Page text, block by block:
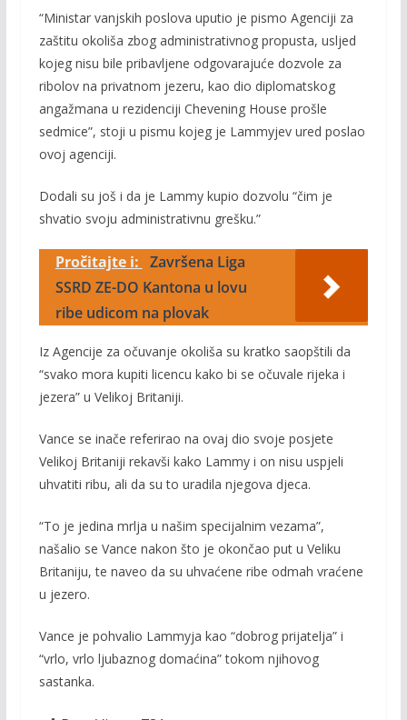
“Ministar vanjskih poslova uputio je pismo Agenciji za
zaštitu okoliša zbog administrativnog propusta, usljed
kojeg nisu bile pribavljene odgovarajuće dozvole za
ribolov na privatnom jezeru, kao dio diplomatskog
angažmana u rezidenciji Chevening House prošle
sedmice”, stoji u pismu kojeg je Lammyjev ured poslao
ovoj agenciji.
Dodali su još i da je Lammy kupio dozvolu “čim je
shvatio svoju administrativnu grešku.”
Pročitajte i: Završena Liga
SSRD ZE-DO Kantona u lovu
ribe udicom na plovak
Iz Agencije za očuvanje okoliša su kratko saopštili da
“svako mora kupiti licencu kako bi se očuvale rijeka i
jezera” u Velikoj Britaniji.
Vance se inače referirao na ovaj dio svoje posjete
Velikoj Britaniji rekavši kako Lammy i on nisu uspjeli
uhvatiti ribu, ali da su to uradila njegova djeca.
“To je jedina mrlja u našim specijalnim vezama”,
našalio se Vance nakon što je okončao put u Veliku
Britaniju, te naveo da su uhvaćene ribe odmah vraćene
u jezero.
Vance je pohvalio Lammyja kao “dobrog prijatelja” i
“vrlo, vrlo ljubaznog domaćina” tokom njihovog
sastanka.